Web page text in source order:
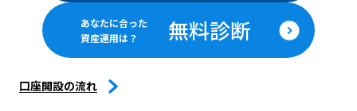
あなたに合った
資産運用は？
無料診断
口座開設の流れ